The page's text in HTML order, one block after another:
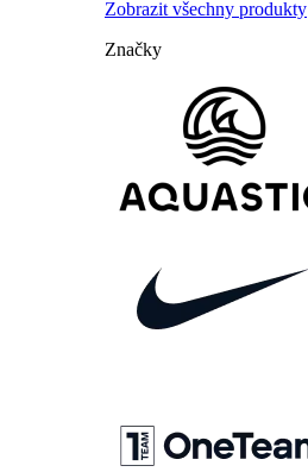
Zobrazit všechny produkty
Značky